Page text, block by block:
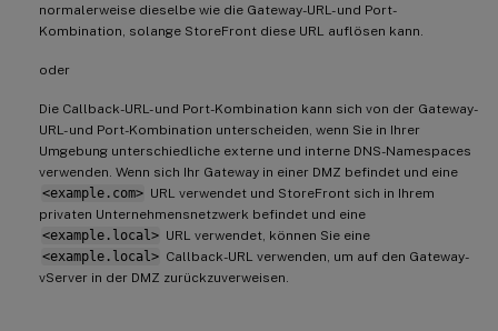
normalerweise dieselbe wie die Gateway-URL- und Port-
Kombination, solange StoreFront diese URL auflösen kann.
oder
Die Callback-URL- und Port-Kombination kann sich von der Gateway-
URL- und Port-Kombination unterscheiden, wenn Sie in Ihrer
Umgebung unterschiedliche externe und interne DNS-Namespaces
verwenden. Wenn sich Ihr Gateway in einer DMZ befindet und eine
<example.com> URL verwendet und StoreFront sich in Ihrem
privaten Unternehmensnetzwerk befindet und eine
<example.local> URL verwendet, können Sie eine
<example.local> Callback-URL verwenden, um auf den Gateway-
vServer in der DMZ zurückzuverweisen.